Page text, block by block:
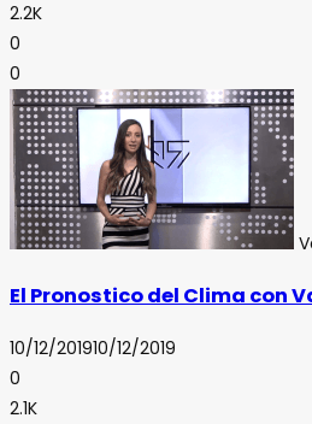
2.2K
0
0
El Pronostico del Clima con
10/12/201910/12/2019
0
2.1K